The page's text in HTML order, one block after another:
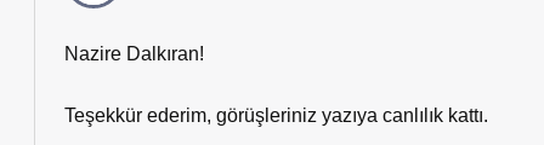
Nazire Dalkıran!
Teşekkür ederim, görüşleriniz yazıya canlılık kattı.